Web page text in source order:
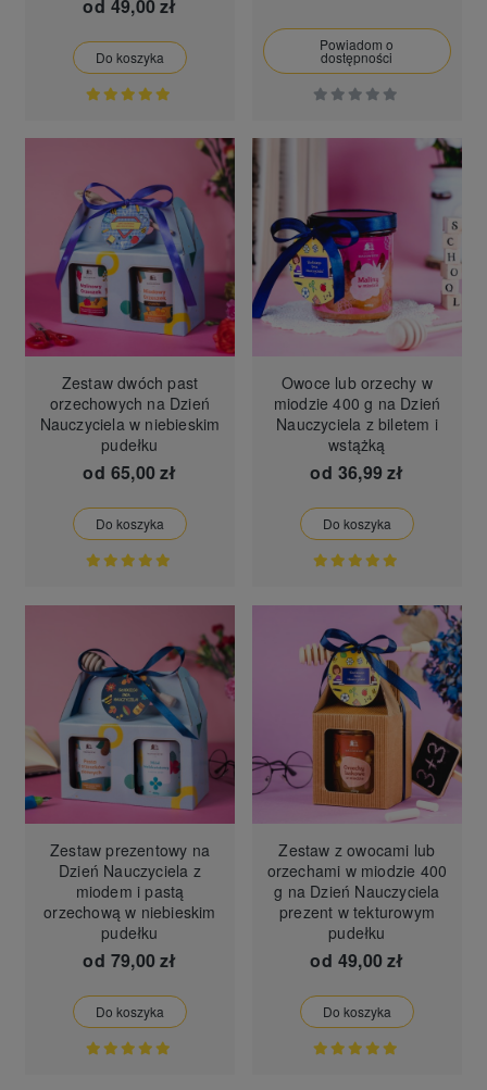
od 49,00 zł
Do koszyka
Powiadom o
dostępności
Zestaw dwóch past
orzechowych na Dzień
Nauczyciela w niebieskim
pudełku
od 65,00 zł
Do koszyka
Owoce lub orzechy w
miodzie 400 g na Dzień
Nauczyciela z biletem i
wstążką
od 36,99 zł
Do koszyka
Zestaw prezentowy na
Dzień Nauczyciela z
miodem i pastą
orzechową w niebieskim
pudełku
od 79,00 zł
Do koszyka
Zestaw z owocami lub
orzechami w miodzie 400
g na Dzień Nauczyciela
prezent w tekturowym
pudełku
od 49,00 zł
Do koszyka